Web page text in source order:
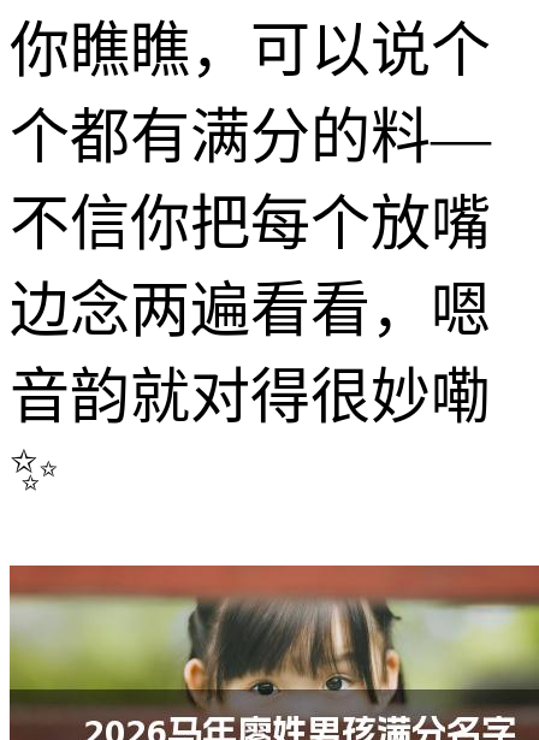
你瞧瞧，可以说个
个都有满分的料—
不信你把每个放嘴
边念两遍看看，嗯
音韵就对得很妙嘞
✨